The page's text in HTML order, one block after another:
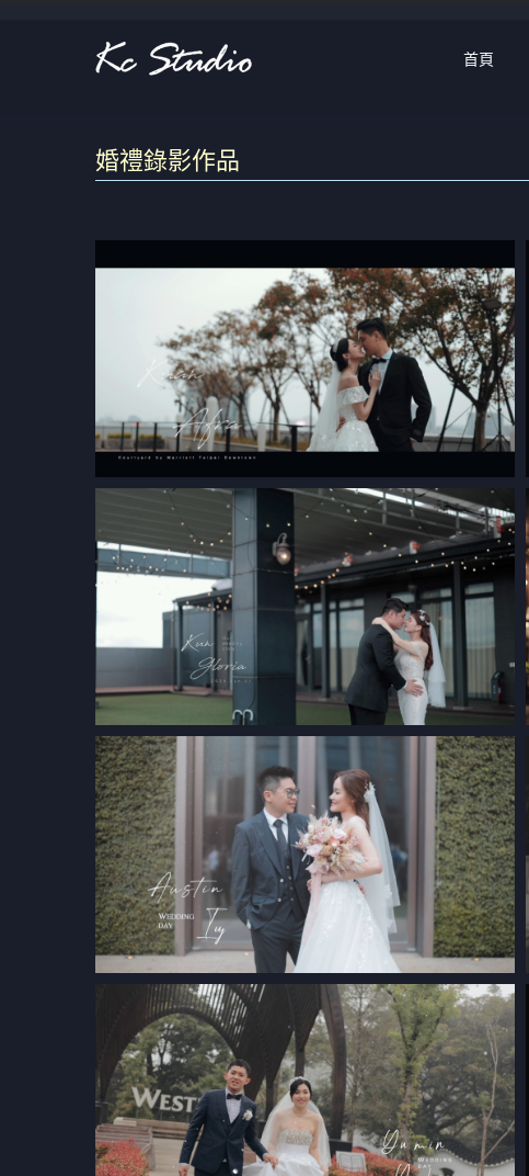
首頁
婚禮錄影作品